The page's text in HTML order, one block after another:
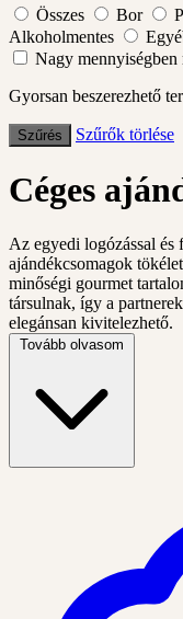
Összes
Bor
Alkoholmentes
Nagy mennyiségben
Gyorsan beszerezhető
Szűrés Szűrők törlése
Céges
Az egyedi logózással és
ajándékcsomagok
minőségi gourmet
társulnak, így a
elegánsan kivitelezhető.
Tovább olvasom